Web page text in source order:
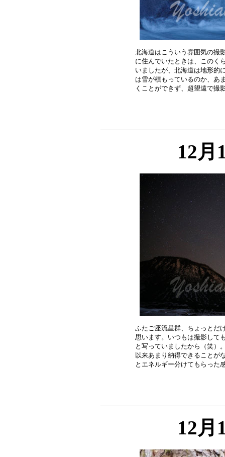
北海道はこういう雰囲気の撮
に住んでいたときは、このく
いましたが、北海道は地形的
は雪が積もっているのか、あ
12月
ふたご座流星群、ちょっとだ
思います。いつもは撮影して
と写っていましたから（笑）
以来あまり納得できることが
12月